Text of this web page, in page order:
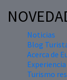
Noticias
Blog
Acerca de
Turismo